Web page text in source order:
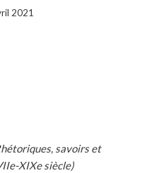
2021
savoirs et
XIXe siècle)